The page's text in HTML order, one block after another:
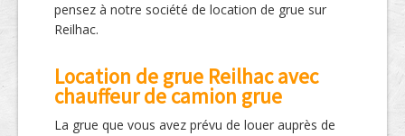
pensez à notre société de location de grue sur
Reilhac.
Location de grue Reilhac avec
chauffeur de camion grue
La grue que vous avez prévu de louer auprès de